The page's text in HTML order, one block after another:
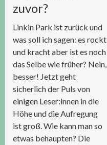
zuvor?
Linkin Park ist zurück und
was soll ich sagen: es rockt
und kracht aber ist es noch
das Selbe wie früher? Nein,
besser! Jetzt geht
sicherlich der Puls von
einigen Leser:innen in die
Höhe und die Aufregung
ist groß. Wie kann man so
etwas behaupten? Die